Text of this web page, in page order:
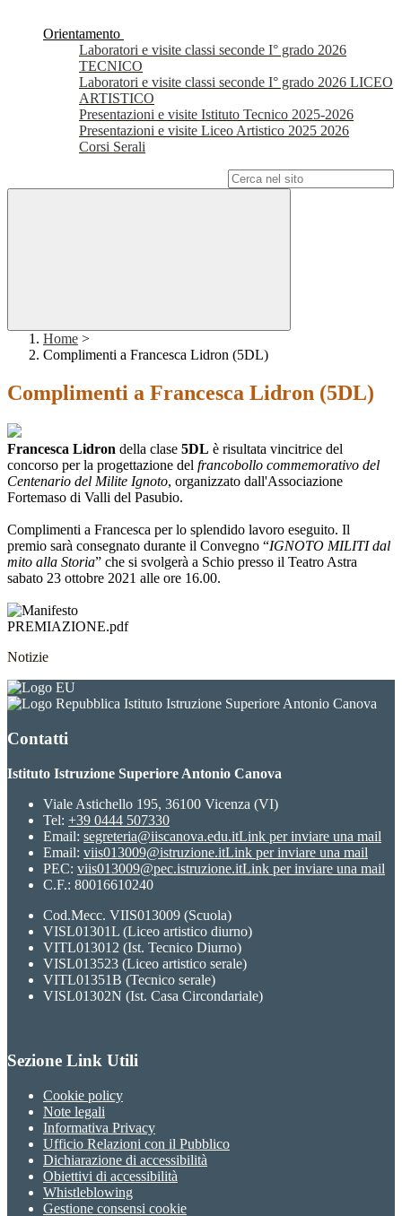
Orientamento
Laboratori e visite classi seconde I° grado 2026
TECNICO
Laboratori e visite classi seconde I° grado 2026 LICEO
ARTISTICO
Presentazioni e visite Istituto Tecnico 2025-2026
Presentazioni e visite Liceo Artistico 2025 2026
Corsi Serali
Home >
Complimenti a Francesca Lidron (5DL)
Complimenti a Francesca Lidron (5DL)
Francesca Lidron della clase 5DL è risultata vincitrice del
concorso per la progettazione del francobollo commemorativo del
Centenario del Milite Ignoto, organizzato dall'Associazione
Fortemaso di Valli del Pasubio.
Complimenti a Francesca per lo splendido lavoro eseguito. Il
premio sarà consegnato durante il Convegno “IGNOTO MILITI dal
mito alla Storia” che si svolgerà a Schio presso il Teatro Astra
sabato 23 ottobre 2021 alle ore 16.00.
PREMIAZIONE.pdf
Notizie
Istituto Istruzione Superiore Antonio Canova
Contatti
Istituto Istruzione Superiore Antonio Canova
Viale Astichello 195, 36100 Vicenza (VI)
Tel: +39 0444 507330
Email: segreteria@iiscanova.edu.itLink per inviare una mail
Email: viis013009@istruzione.itLink per inviare una mail
PEC: viis013009@pec.istruzione.itLink per inviare una mail
C.F.: 80016610240
Cod.Mecc. VIIS013009 (Scuola)
VISL01301L (Liceo artistico diurno)
VITL013012 (Ist. Tecnico Diurno)
VISL013523 (Liceo artistico serale)
VITL01351B (Tecnico serale)
VISL01302N (Ist. Casa Circondariale)
Sezione Link Utili
Cookie policy
Note legali
Informativa Privacy
Ufficio Relazioni con il Pubblico
Dichiarazione di accessibilità
Obiettivi di accessibilità
Whistleblowing
Gestione consensi cookie